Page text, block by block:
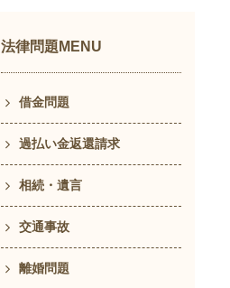
法律問題MENU
借金問題
過払い金返還請求
相続・遺言
交通事故
離婚問題